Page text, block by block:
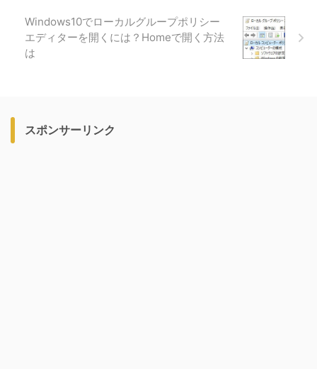
Windows10でローカルグループポリシー
エディターを開くには？Homeで開く方法
は
スポンサーリンク